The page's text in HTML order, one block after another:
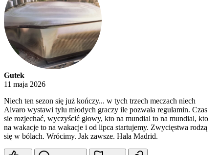
Gutek
11 maja 2026
Niech ten sezon się już kończy... w tych trzech meczach niech
Alvaro wystawi tylu młodych graczy ile pozwala regulamin. Czas
sie rozjechać, wyczyścić głowy, kto na mundial to na mundial, kto
na wakacje to na wakacje i od lipca startujemy. Zwycięstwa rodzą
się w bólach. Wrócimy. Jak zawsze. Hala Madrid.